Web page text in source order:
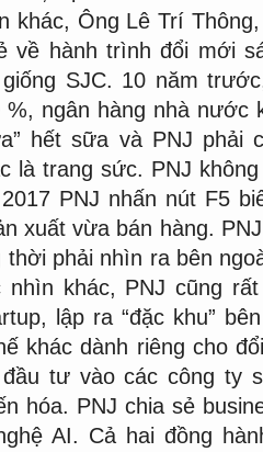
khác, Ông Lê Trí
về hành trình đổi mới
SJC. 10 năm
%, ngân hàng nhà nước
hết sữa và PNJ phải
là trang sức. PNJ
PNJ nhấn nút F5
xuất vừa bán hàng.
phải nhìn ra bên
nhìn khác, PNJ cũng
lập ra “đặc khu”
khác dành riêng cho
tư vào các công ty
hóa. PNJ chia sẻ
AI. Cả hai đồng